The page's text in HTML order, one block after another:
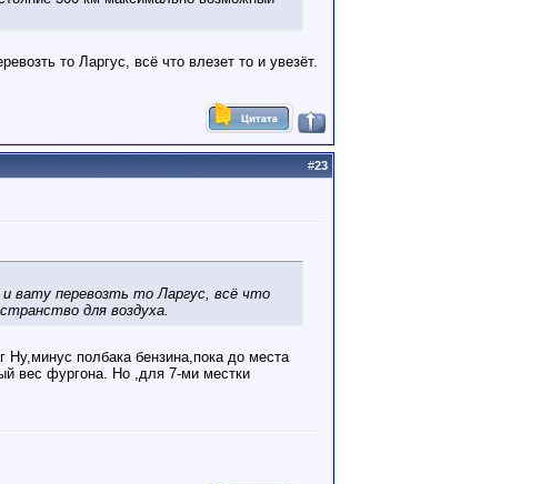
то Ларгус, всё что влезет то и увезёт.
#23
вату перевозть то Ларгус, всё что
для воздуха.
Ну,минус полбака бензина,пока до места
вес фургона. Но ,для 7-ми местки